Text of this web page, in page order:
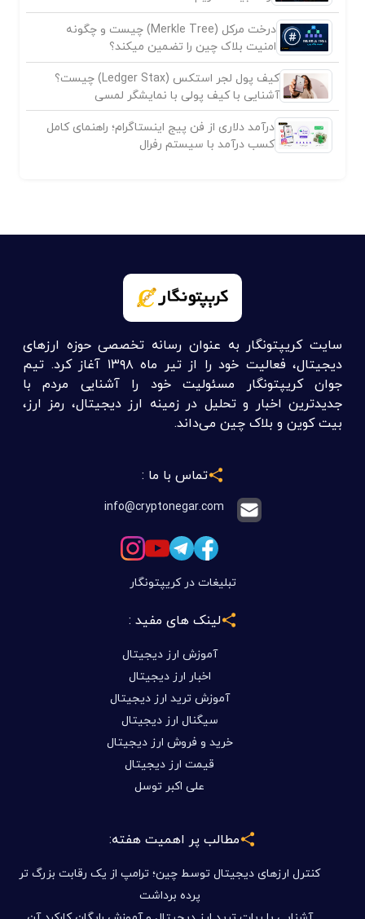
درخت مرکل (Merkle Tree) چیست و چگونه
امنیت بلاک چین را تضمین میکند؟
کیف پول لجر استکس (Ledger Stax) چیست؟
آشنایی با کیف پولی با نمایشگر لمسی
درآمد دلاری از فن پیج اینستاگرام؛ راهنمای کامل
کسب درآمد با سیستم رفرال
سایت کریپتونگار به عنوان رسانه تخصصی حوزه ارزهای
دیجیتال، فعالیت خود را از تیر ماه ۱۳۹۸ آغاز کرد. تیم
جوان کریپتونگار مسئولیت خود را آشنایی مردم با
جدیدترین اخبار و تحلیل در زمینه ارز دیجیتال، رمز ارز،
بیت کوین و بلاک چین می‌داند.
تماس با ما :
info@cryptonegar.com
تبلیغات در کریپتونگار
لینک های مفید :
آموزش ارز دیجیتال
اخبار ارز دیجیتال
آموزش ترید ارز دیجیتال
سیگنال ارز دیجیتال
خرید و فروش ارز دیجیتال
قیمت ارز دیجیتال
علی اکبر توسل
مطالب پر اهمیت هفته:
کنترل ارزهای دیجیتال توسط چین؛ ترامپ از یک رقابت بزرگ تر
پرده برداشت